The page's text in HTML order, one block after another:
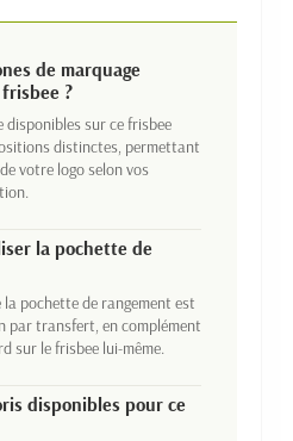
de marquage
?
disponibles sur ce frisbee
distinctes, permettant
votre logo selon vos
la pochette de
pochette de rangement est
par transfert, en complément
sur le frisbee lui-même.
disponibles pour ce